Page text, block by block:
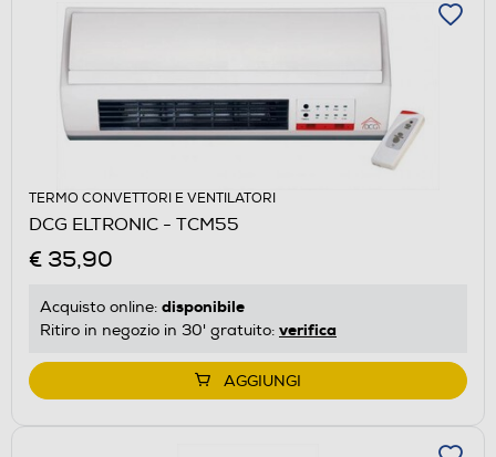
TERMO CONVETTORI E VENTILATORI
DCG ELTRONIC - TCM55
€ 35,90
Acquisto online: disponibile
Ritiro in negozio in 30' gratuito: verifica
AGGIUNGI